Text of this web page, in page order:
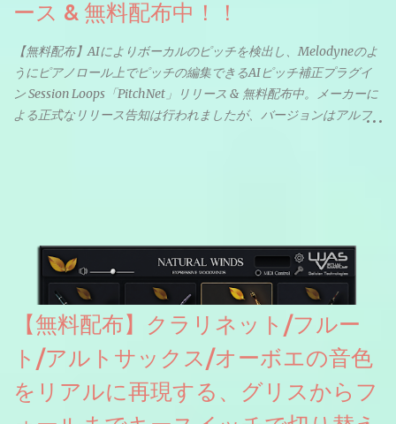
ース & 無料配布中！！
【無料配布】AIによりボーカルのピッチを検出し、Melodyneのよ
うにピアノロール上でピッチの編集できるAIピッチ補正プラグイ
ン Session Loops「PitchNet」リリース & 無料配布中。メーカーに
よる正式なリリース告知は行われましたが、バージョンはアルフ
ソースを元に設計・改良した製品のようです。
【無料配布】クラリネット/フルー
ト/アルトサックス/オーボエの音色
をリアルに再現する、グリスからフ